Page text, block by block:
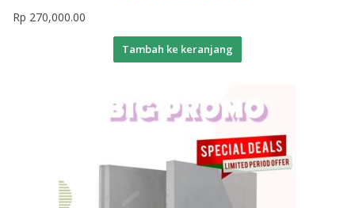
Rp 270,000.00
Tambah ke keranjang